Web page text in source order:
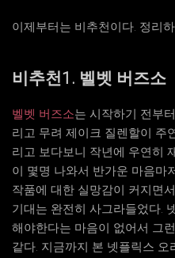
이제부터는 비추천이다. 정리
비추천1. 벨벳 버즈소
벨벳 버즈소는 시작하기 전부
리고 무려 제이크 질렌할이 주
리고 보다보니 작년에 우연히
이 몇명 나와서 반가운 마음마
작품에 대한 실망감이 커지면
기대는 완전히 사그라들었다.
해야한다는 마음이 없어서 그
같다. 지금까지 본 넷플릭스